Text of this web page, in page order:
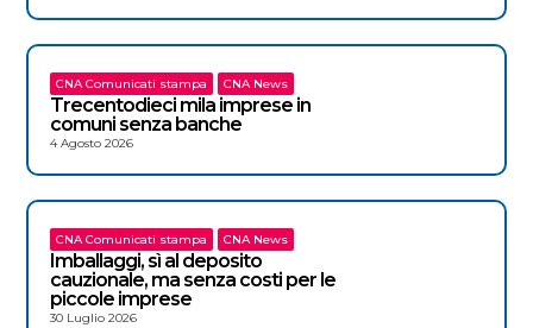
CNA Comunicati stampa CNA News
Trecentodieci mila imprese in
comuni senza banche
4 Agosto 2026
CNA Comunicati stampa CNA News
Imballaggi, sì al deposito
cauzionale, ma senza costi per le
piccole imprese
30 Luglio 2026